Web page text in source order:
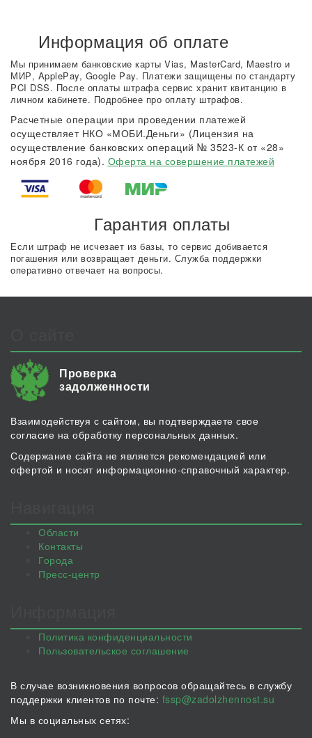
Информация об оплате
Мы принимаем банковские карты Vias, MasterCard, Maestro и
МИР, ApplePay, Google Pay. Платежи защищены по стандарту
PCI DSS. После оплаты штрафа сервис хранит квитанцию в
личном кабинете. Подробнее про оплату штрафов.
Расчетные операции при проведении платежей
осуществляет НКО «МОБИ.Деньги» (Лицензия на
осуществление банковских операций № 3523-К от «28»
ноября 2016 года). Оферта на совершение платежей
Гарантия оплаты
Если штраф не исчезает из базы, то сервис добивается
погашения или возвращает деньги. Служба поддержки
оперативно отвечает на вопросы.
Проверка
задолженности
Взаимодействуя с сайтом, вы подтверждаете свое
согласие на обработку персональных данных.
Содержание сайта не является рекомендацией или
офертой и носит информационно-справочный характер.
Области
Контакты
Города
Пресс-центр
Политика конфиденциальности
Пользовательское соглашение
В случае возникновения вопросов обращайтесь в службу
поддержки клиентов по почте: fssp@zadolzhennost.su
Мы в социальных сетях: